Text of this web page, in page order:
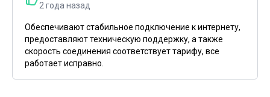
2 года назад
Обеспечивают стабильное подключение к интернету,
предоставляют техническую поддержку, а также
скорость соединения соответствует тарифу, все
работает исправно.